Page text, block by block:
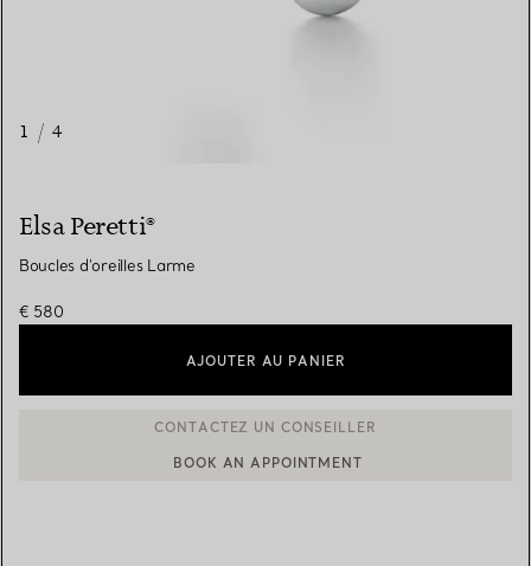
1 / 4
Elsa Peretti®
Boucles d'oreilles Larme
€ 580
AJOUTER AU PANIER
CONTACTER UN CONSEILLER CLIENT OU PRENDRE RENDEZ-